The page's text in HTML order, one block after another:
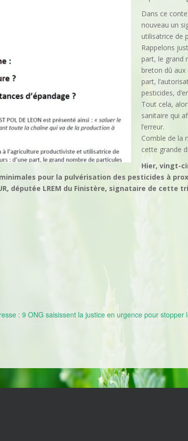
Dans ce
nouveau un
utilisatrice de
Rappelons
part, le grand
breton dû aux
part,
pesticides,
Tout cela,
sanitaire qui
l’erreur.
Comble de la
cette grande
Hier, vingt-
pour la pulvérisation des pesticides à
députée LREM du Finistère, signataire de cette
: 9 ONG saisissent la justice en urgence pour stopper